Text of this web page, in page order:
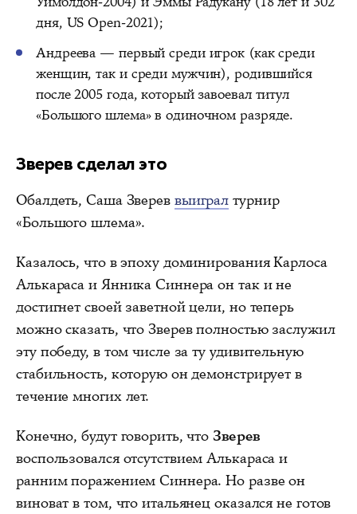
дня, US Open-2021);
Андреева — первый среди игрок (как среди
женщин, так и среди мужчин), родившийся
после 2005 года, который завоевал титул
«Большого шлема» в одиночном разряде.
Зверев сделал это
Обалдеть, Саша Зверев выиграл турнир
«Большого шлема».
Казалось, что в эпоху доминирования Карлоса
Алькараса и Янника Синнера он так и не
достигнет своей заветной цели, но теперь
можно сказать, что Зверев полностью заслужил
эту победу, в том числе за ту удивительную
стабильность, которую он демонстрирует в
течение многих лет.
Конечно, будут говорить, чтоЗверев
воспользовался отсутствием Алькараса и
ранним поражением Синнера. Но разве он
виноват в том, что итальянец оказался не готов